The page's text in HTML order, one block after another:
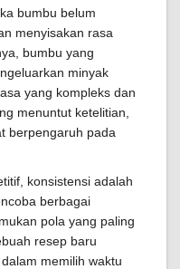
bumbu belum
menyisakan rasa
bumbu yang
minyak
yang kompleks dan
menuntut ketelitian,
berpengaruh pada
konsistensi adalah
berbagai
pola yang paling
resep baru
memilih waktu